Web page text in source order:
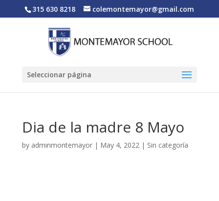
315 630 8218 colemontemayor@gmail.com
Seleccionar página
Dia de la madre 8 Mayo
by adminmontemayor| May 4, 2022| Sin categoría